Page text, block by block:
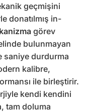
geçmişini
donatılmış in-
görev
bulunmayan
saniye durdurma
kalibre,
ile birleştirir.
kendi kendini
tam doluma